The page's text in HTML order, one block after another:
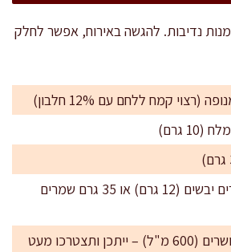
המתכון מתאים ל-6-8 מנות נדיבות. להגשה באירוח, אפשר לחלק
1 כף שטוחה שמרים יבשים (12 גרם) או 35 גרם שמרים
2.5 כוסות מים פושרים (600 מ"ל) – ייתכן ותצטרכו מעט